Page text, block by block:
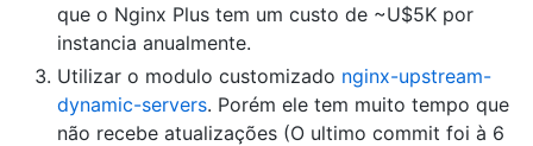
que o Nginx Plus tem um custo de ~U$5K por
instancia anualmente.
Utilizar o modulo customizado nginx-upstream-
dynamic-servers. Porém ele tem muito tempo que
não recebe atualizações (O ultimo commit foi à 6